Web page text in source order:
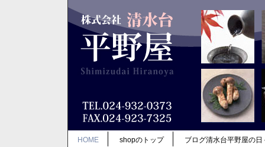
HOME shopのトップ ブログ清水台平野屋の日